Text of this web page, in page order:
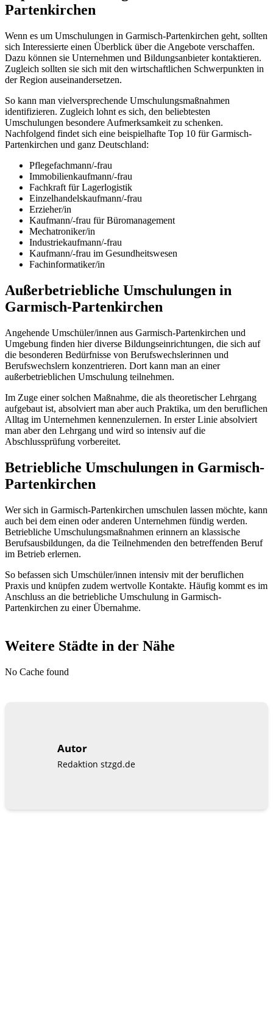
Partenkirchen
Wenn es um Umschulungen in Garmisch-Partenkirchen geht, sollten
sich Interessierte einen Überblick über die Angebote verschaffen.
Dazu können sie Unternehmen und Bildungsanbieter kontaktieren.
Zugleich sollten sie sich mit den wirtschaftlichen Schwerpunkten in
der Region auseinandersetzen.
So kann man vielversprechende Umschulungsmaßnahmen
identifizieren. Zugleich lohnt es sich, den beliebtesten
Umschulungen besondere Aufmerksamkeit zu schenken.
Nachfolgend findet sich eine beispielhafte Top 10 für Garmisch-
Partenkirchen und ganz Deutschland:
Pflegefachmann/-frau
Immobilienkaufmann/-frau
Fachkraft für Lagerlogistik
Einzelhandelskaufmann/-frau
Erzieher/in
Kaufmann/-frau für Büromanagement
Mechatroniker/in
Industriekaufmann/-frau
Kaufmann/-frau im Gesundheitswesen
Fachinformatiker/in
Außerbetriebliche Umschulungen in
Garmisch-Partenkirchen
Angehende Umschüler/innen aus Garmisch-Partenkirchen und
Umgebung finden hier diverse Bildungseinrichtungen, die sich auf
die besonderen Bedürfnisse von Berufswechslerinnen und
Berufswechslern konzentrieren. Dort kann man an einer
außerbetrieblichen Umschulung teilnehmen.
Im Zuge einer solchen Maßnahme, die als theoretischer Lehrgang
aufgebaut ist, absolviert man aber auch Praktika, um den beruflichen
Alltag im Unternehmen kennenzulernen. In erster Linie absolviert
man aber den Lehrgang und wird so intensiv auf die
Abschlussprüfung vorbereitet.
Betriebliche Umschulungen in Garmisch-
Partenkirchen
Wer sich in Garmisch-Partenkirchen umschulen lassen möchte, kann
auch bei dem einen oder anderen Unternehmen fündig werden.
Betriebliche Umschulungsmaßnahmen erinnern an klassische
Berufsausbildungen, da die Teilnehmenden den betreffenden Beruf
im Betrieb erlernen.
So befassen sich Umschüler/innen intensiv mit der beruflichen
Praxis und knüpfen zudem wertvolle Kontakte. Häufig kommt es im
Anschluss an die betriebliche Umschulung in Garmisch-
Partenkirchen zu einer Übernahme.
Weitere Städte in der Nähe
No Cache found
Autor
Redaktion stzgd.de